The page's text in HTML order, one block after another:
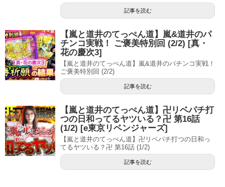
記事を読む
【嵐と道井のてっぺん道】嵐&道井のパ
チンコ実戦！ ご褒美特別回 (2/2) [真・
花の慶次3]
【嵐と道井のてっぺん道】嵐&道井のパチンコ実戦！
ご褒美特別回 (2/2)
記事を読む
【嵐と道井のてっぺん道】卍リベパチ打
つの日和ってるヤツいる？卍 第16話
(1/2) [e東京リベンジャーズ]
【嵐と道井のてっぺん道】卍リベパチ打つの日和っ
てるヤツいる？卍 第16話 (1/2)
記事を読む